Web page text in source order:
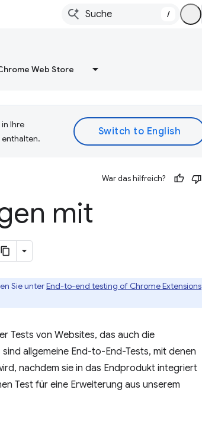
/
Web Store
Ihre
enthalten.
War das hilfreich?
mit
Sie unterEnd-to-end testing of Chrome Extensions
Tests von Websites, das auch die
allgemeine End-to-End-Tests, mit denen
nachdem sie in das Endprodukt integriert
Test für eine Erweiterung aus unserem